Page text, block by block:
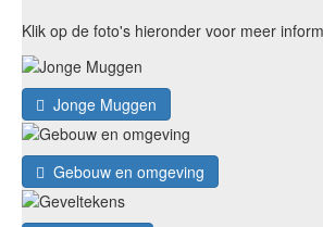
Klik op de foto's hieronder voor meer
Jonge Muggen
Gebouw en omgeving